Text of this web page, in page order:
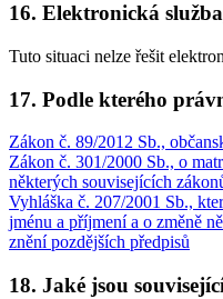
16. Elektronická
Tuto situaci nelze řešit
17. Podle kterého
Zákon č. 89/2012 Sb.,
Zákon č. 301/2000 Sb., o
některých souvisejících
Vyhláška č. 207/2001 Sb.,
jménu a příjmení a o změně
znění pozdějších předpisů
18. Jaké jsou